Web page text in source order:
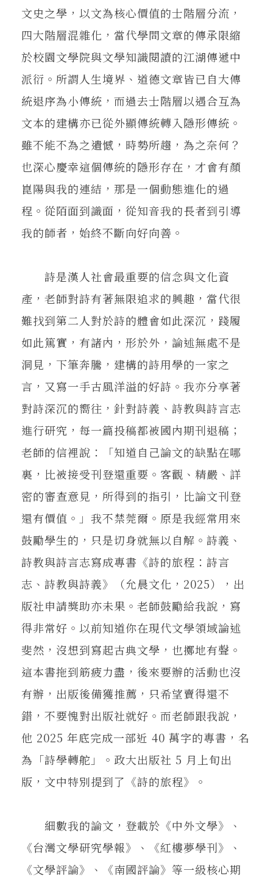
文史之學，以文為核心價值的士階層分流，
四大階層混雜化，當代學問文章的傳承限縮
於校園文學院與文學知識閱讀的江湖傳遞中
派衍。所謂人生境界、道德文章皆已自大傳
統退序為小傳統，而過去士階層以遇合互為
文本的建構亦已從外顯傳統轉入隱形傳統。
雖不能不為之遺憾，時勢所趨，為之奈何？
也深心慶幸這個傳統的隱形存在，才會有顏
崑陽與我的連結，那是一個動態進化的過
程。從陌面到識面，從知音我的長者到引導
我的師者，始終不斷向好向善。
詩是漢人社會最重要的信念與文化資
產，老師對詩有著無限追求的興趣，當代很
難找到第二人對於詩的體會如此深沉，踐履
如此篤實，有諸內，形於外，論述無處不是
洞見，下筆奔騰，建構的詩用學的一家之
言，又寫一手古風洋溢的好詩。我亦分享著
對詩深沉的嚮往，針對詩義、詩教與詩言志
進行研究，每一篇投稿都被國內期刊退稿；
老師的信裡說：「知道自己論文的缺點在哪
裏，比被接受刊登還重要。客觀、精嚴、詳
密的審查意見，所得到的指引，比論文刊登
還有價值。」我不禁莞爾。原是我經常用來
鼓勵學生的，只是切身就無以自解。詩義、
詩教與詩言志寫成專書《詩的旅程：詩言
志、詩教與詩義》（允晨文化，2025），出
版社申請獎助亦未果。老師鼓勵給我說，寫
得非常好。以前知道你在現代文學領域論述
斐然，沒想到寫起古典文學，也擲地有聲。
這本書拖到筋疲力盡，後來要辦的活動也沒
有辦，出版後備獲推薦，只希望賣得還不
錯，不要愧對出版社就好。而老師跟我說，
他 2025 年底完成一部近 40 萬字的專書，名
為「詩學轉舵」。政大出版社 5 月上旬出
版，文中特別提到了《詩的旅程》。
細數我的論文，登載於《中外文學》、
《台灣文學研究學報》、《紅樓夢學刊》、
《文學評論》、《南國評論》等一級核心期